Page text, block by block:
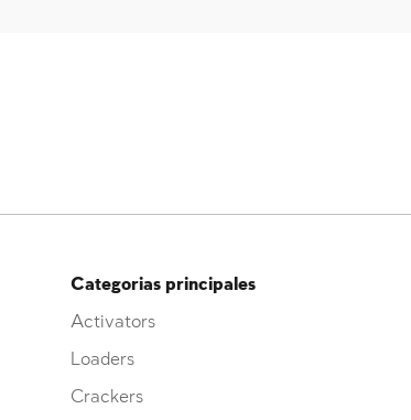
Categorias principales
Activators
Loaders
Crackers